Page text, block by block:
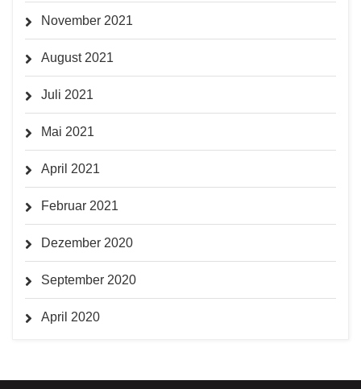
November 2021
August 2021
Juli 2021
Mai 2021
April 2021
Februar 2021
Dezember 2020
September 2020
April 2020